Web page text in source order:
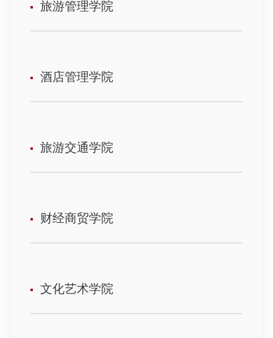
旅游管理学院
酒店管理学院
旅游交通学院
财经商贸学院
文化艺术学院